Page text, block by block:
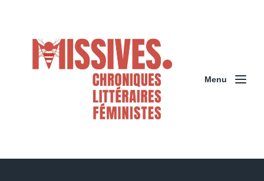
Menu